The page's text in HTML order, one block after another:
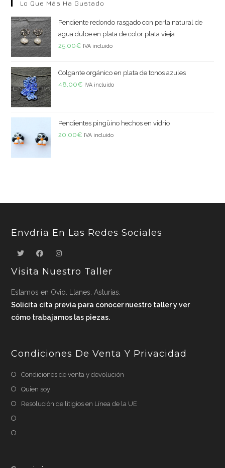
Lo Que Más Ha Gustado
Pendiente redondo rasgado con perla natural de
agua dulce en plata de color plata vieja
25,00€ IVA incluido
Colgante orgánico en plata de tonos azules
48,00€ IVA incluido
Pendientes pingüino hechos en vidrio
20,00€ IVA incluido
Envdria En Las Redes Sociales
Visita Nuestro Taller
Estamos en Ovio. Llanes. Asturias.
Solicita cita previa para conocer nuestro taller y ver
cómo trabajamos las piezas.
Condiciones De Venta Y Privacidad
Condiciones de venta y devolución
Quien soy
Resolución de litigios en Línea de la UE